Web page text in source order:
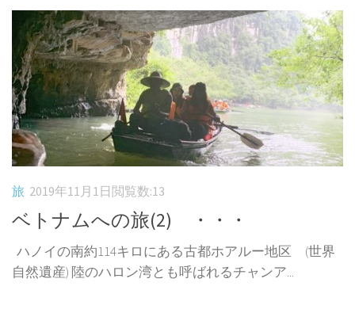
旅 2019年11月1日 閲覧数:13
ベトナムへの旅(2) ・・・
ハノイの南約114キロにある古都ホアルー地区 (世界
自然遺産) 陸のハロン湾とも呼ばれるチャンア...